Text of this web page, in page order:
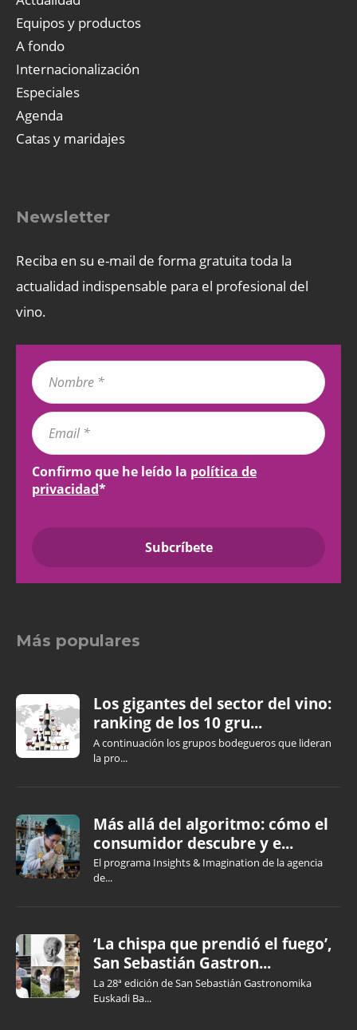
Equipos y productos
A fondo
Internacionalización
Especiales
Agenda
Catas y maridajes
Newsletter
Reciba en su e-mail de forma gratuita toda la
actualidad indispensable para el profesional del
vino.
Confirmo que he leído la política de
privacidad*
Más populares
Los gigantes del sector del vino:
ranking de los 10 gru...
A continuación los grupos bodegueros que lideran
la pro...
Más allá del algoritmo: cómo el
consumidor descubre y e...
El programa Insights & Imagination de la agencia
de...
‘La chispa que prendió el fuego’,
San Sebastián Gastron...
La 28ª edición de San Sebastián Gastronomika
Euskadi Ba...